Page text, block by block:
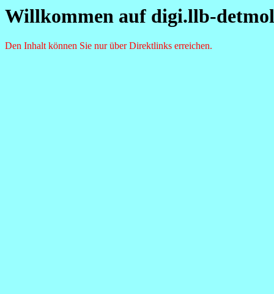
Willkommen auf digi.llb-
Den Inhalt können Sie nur über Direktlinks erreichen.